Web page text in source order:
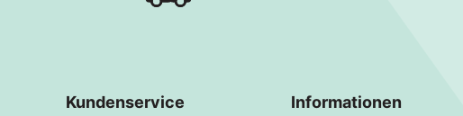
Kundenservice Informationen